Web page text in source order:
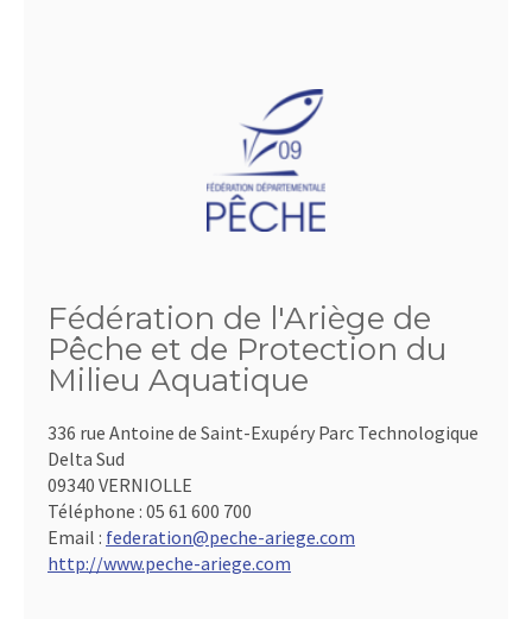
Fédération de l'Ariège de
Pêche et de Protection du
Milieu Aquatique
336 rue Antoine de Saint-Exupéry Parc Technologique
Delta Sud
09340 VERNIOLLE
Téléphone : 05 61 600 700
Email : federation@peche-ariege.com
http://www.peche-ariege.com